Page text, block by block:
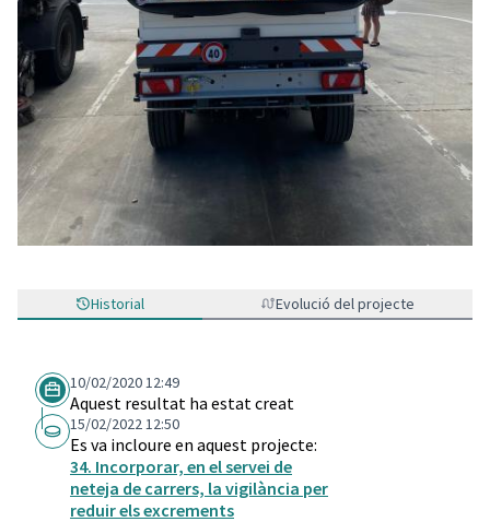
Historial Evolució del projecte
10/02/2020 12:49
Aquest resultat ha estat creat
15/02/2022 12:50
Es va incloure en aquest projecte:
34. Incorporar, en el servei de
neteja de carrers, la vigilància per
reduir els excrements